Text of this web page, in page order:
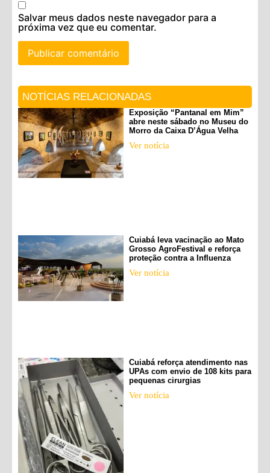
Salvar meus dados neste navegador para a
próxima vez que eu comentar.
NOTÍCIAS RELACIONADAS
Exposição “Pantanal em Mim”
abre neste sábado no Museu do
Morro da Caixa D’Água Velha
Ver notícia
Cuiabá leva vacinação ao Mato
Grosso AgroFestival e reforça
proteção contra a Influenza
Ver notícia
Cuiabá reforça atendimento nas
UPAs com envio de 108 kits para
pequenas cirurgias
Ver notícia